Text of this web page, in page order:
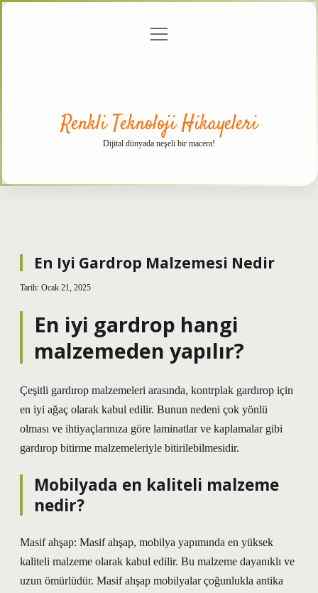
menüyü
Renkli Teknoloji Hikayeleri
Dijital dünyada neşeli bir macera!
En Iyi Gardrop Malzemesi Nedir
Tarih: Ocak 21, 2025
En iyi gardrop hangi
malzemeden yapılır?
Çeşitli gardırop malzemeleri arasında, kontrplak gardırop için
en iyi ağaç olarak kabul edilir. Bunun nedeni çok yönlü
olması ve ihtiyaçlarınıza göre laminatlar ve kaplamalar gibi
gardırop bitirme malzemeleriyle bitirilebilmesidir.
Mobilyada en kaliteli malzeme
nedir?
Masif ahşap: Masif ahşap, mobilya yapımında en yüksek
kaliteli malzeme olarak kabul edilir. Bu malzeme dayanıklı ve
uzun ömürlüdür. Masif ahşap mobilyalar çoğunlukla antika